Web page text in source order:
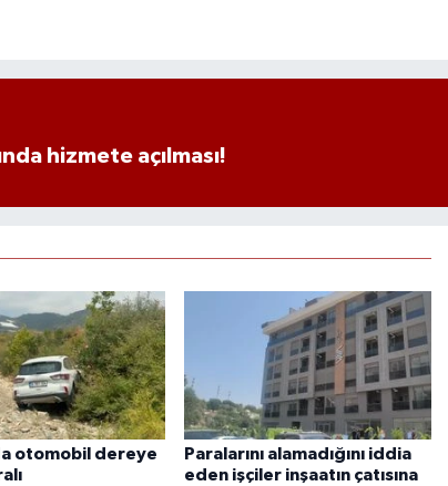
hizmete açılması!
otomobil dereye
Paralarını alamadığını iddia
eden işçiler inşaatın çatısına